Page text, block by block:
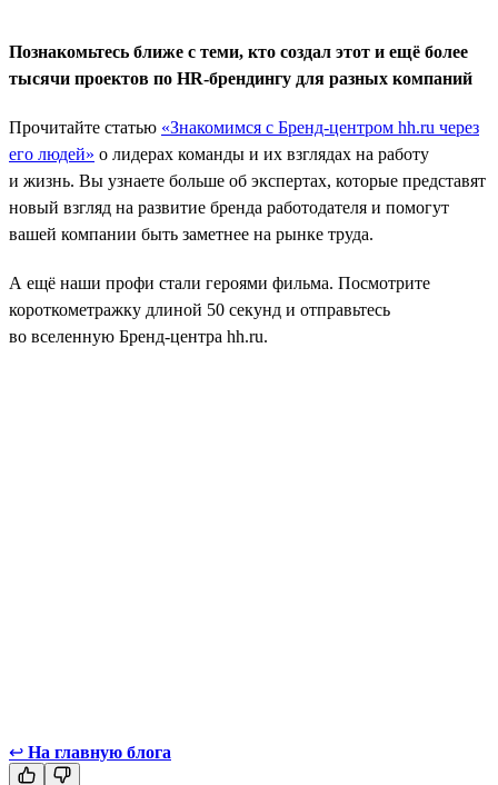
Познакомьтесь ближе с теми, кто создал этот и ещё более
тысячи проектов по HR-брендингу для разных компаний
Прочитайте статью «Знакомимся с Бренд-центром hh.ru через
его людей» о лидерах команды и их взглядах на работу
и жизнь. Вы узнаете больше об экспертах, которые представят
новый взгляд на развитие бренда работодателя и помогут
вашей компании быть заметнее на рынке труда.
А ещё наши профи стали героями фильма. Посмотрите
короткометражку длиной 50 секунд и отправьтесь
во вселенную Бренд-центра hh.ru.
↩ На главную блога